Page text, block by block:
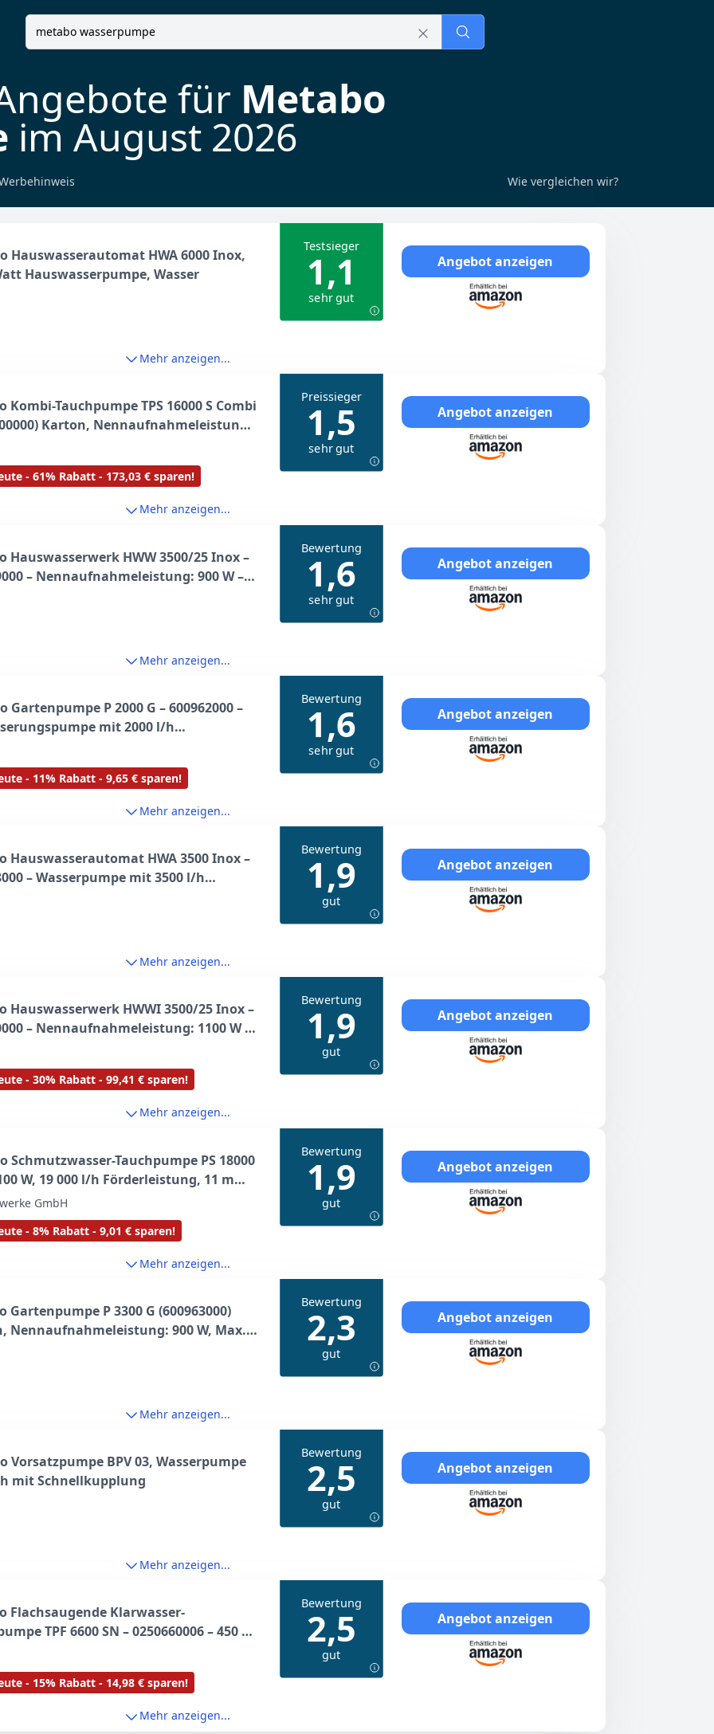
für Metabo
im August 2026
Wie vergleichen wir?
Hauswasserautomat HWA 6000 Inox,
Hauswasserpumpe, Wasser
Testsieger
1,1
sehr gut
Angebot anzeigen
Mehr anzeigen...
Kombi-Tauchpumpe TPS 16000 S Combi
Karton, Nennaufnahmeleistung:
Max. Fördermenge: 16000 l/h, Max.
9.5 m
- 61% Rabatt - 173,03 € sparen!
Preissieger
1,5
sehr gut
Angebot anzeigen
Mehr anzeigen...
Hauswasserwerk HWW 3500/25 Inox –
– Nennaufnahmeleistung: 900 W –
3500 l/h – Ideal für 1-2
Bewertung
1,6
sehr gut
Angebot anzeigen
Mehr anzeigen...
Gartenpumpe P 2000 G – 600962000 –
mit 2000 l/h
– Ideal für 1-2 Regner – 450 W, 3
m Förderhöhe
- 11% Rabatt - 9,65 € sparen!
Bewertung
1,6
sehr gut
Angebot anzeigen
Mehr anzeigen...
Hauswasserautomat HWA 3500 Inox –
– Wasserpumpe mit 3500 l/h
– Ideal für 1-2 Regner – 1100 W, 4,
Bewertung
1,9
gut
Angebot anzeigen
Mehr anzeigen...
Hauswasserwerk HWWI 3500/25 Inox –
– Nennaufnahmeleistung: 1100 W –
3500 l/h – Ideal für 1-2
– Max. Förderhöhe: 45 m – 4, 5 bar
- 30% Rabatt - 99,41 € sparen!
Bewertung
1,9
gut
Angebot anzeigen
Mehr anzeigen...
Schmutzwasser-Tauchpumpe PS 18000
W, 19 000 l/h Förderleistung, 11 m
– Edelstahlgehäuse,
Schwimmerschalter,
– 10 m Netzkabel
GmbH
- 8% Rabatt - 9,01 € sparen!
Bewertung
1,9
gut
Angebot anzeigen
Mehr anzeigen...
Gartenpumpe P 3300 G (600963000)
Nennaufnahmeleistung: 900 W, Max.
3300 l/h, Max. Förderhöhe: 45 m
Bewertung
2,3
gut
Angebot anzeigen
Mehr anzeigen...
Vorsatzpumpe BPV 03, Wasserpumpe
mit Schnellkupplung
Bewertung
2,5
gut
Angebot anzeigen
Mehr anzeigen...
Flachsaugende Klarwasser-
TPF 6600 SN – 0250660006 – 450 W
mit 5 m Eintauchtiefe – Inkl.
- 15% Rabatt - 14,98 € sparen!
Bewertung
2,5
gut
Angebot anzeigen
Mehr anzeigen...